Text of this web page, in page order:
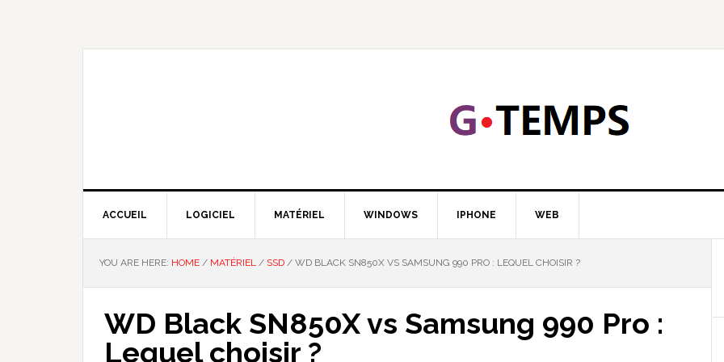
ACCUEIL LOGICIEL MATÉRIEL WINDOWS IPHONE WEB
YOU ARE HERE: HOME / MATÉRIEL / SSD / WD BLACK SN850X VS SAMSUNG 990 PRO : LEQUEL CHOISIR ?
WD Black SN850X vs Samsung 990 Pro :
Lequel choisir ?